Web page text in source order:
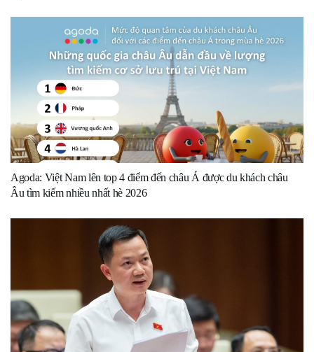
Agoda: Việt Nam lên top 4 điểm đến châu Á được du khách châu
Âu tìm kiếm nhiều nhất hè 2026